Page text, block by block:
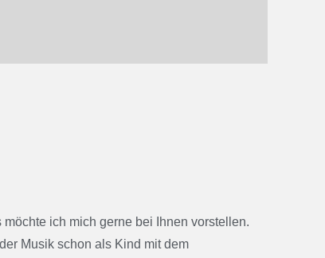
ich mich gerne bei Ihnen vorstellen.
Musik schon als Kind mit dem